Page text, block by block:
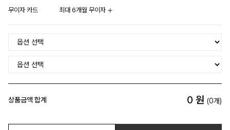
무이자 카드 최대 6개월 무이자
상품금액 합계 0 원 (0개)